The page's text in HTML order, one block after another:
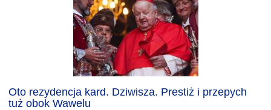
Oto rezydencja kard. Dziwisza. Prestiż i przepych
tuż obok Wawelu